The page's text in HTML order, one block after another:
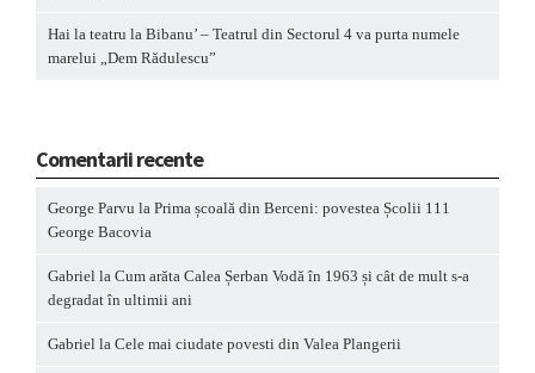
Hai la teatru la Bibanu’ – Teatrul din Sectorul 4 va purta numele
marelui „Dem Rădulescu”
Comentarii recente
George Parvu la Prima școală din Berceni: povestea Școlii 111
George Bacovia
Gabriel la Cum arăta Calea Șerban Vodă în 1963 și cât de mult s-a
degradat în ultimii ani
Gabriel la Cele mai ciudate povesti din Valea Plangerii